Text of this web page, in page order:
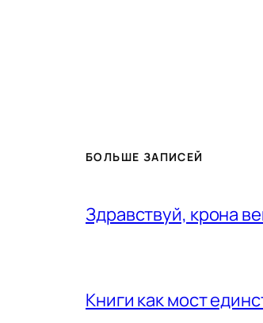
БОЛЬШЕ ЗАПИСЕЙ
Здравствуй, крона
Книги как мост